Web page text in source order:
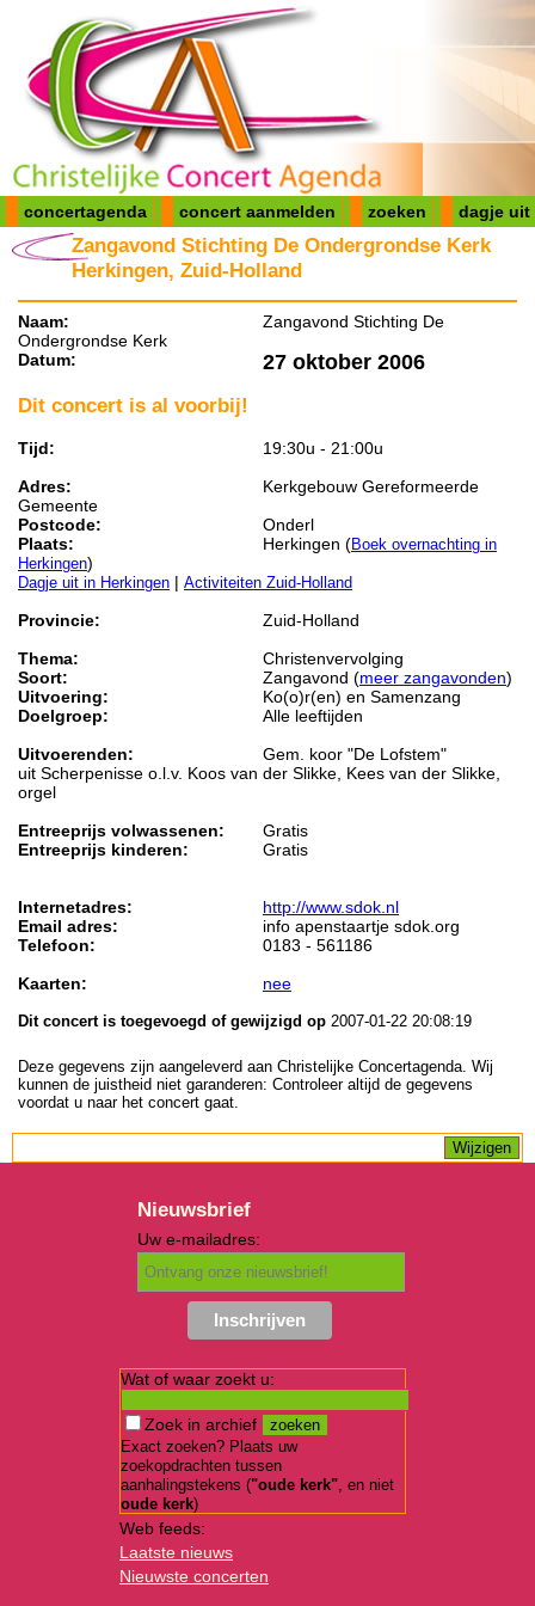
concertagenda concert aanmelden zoeken dagje uit
Zangavond Stichting De Ondergrondse Kerk
Herkingen, Zuid-Holland
Naam:
Zangavond Stichting De
Ondergrondse Kerk
Datum:
27 oktober 2006
Dit concert is al voorbij!
Tijd:
19:30u - 21:00u
Adres:
Kerkgebouw Gereformeerde
Gemeente
Postcode:
Onderl
Plaats:
Herkingen (Boek overnachting in
Herkingen)
Dagje uit in Herkingen | Activiteiten Zuid-Holland
Provincie:
Zuid-Holland
Thema:
Christenvervolging
Soort:
Zangavond (meer zangavonden)
Uitvoering:
Ko(o)r(en) en Samenzang
Doelgroep:
Alle leeftijden
Uitvoerenden:
Gem. koor "De Lofstem"
uit Scherpenisse o.l.v. Koos van der Slikke, Kees van der Slikke,
orgel
Entreeprijs volwassenen:
Gratis
Entreeprijs kinderen:
Gratis
Internetadres:
http://www.sdok.nl
Email adres:
info apenstaartje sdok.org
Telefoon:
0183 - 561186
Kaarten:
nee
Dit concert is toegevoegd of gewijzigd op 2007-01-22 20:08:19
Deze gegevens zijn aangeleverd aan Christelijke Concertagenda. Wij
kunnen de juistheid niet garanderen: Controleer altijd de gegevens
voordat u naar het concert gaat.
Nieuwsbrief
Uw e-mailadres:
Wat of waar zoekt u:
Zoek in archief
Exact zoeken? Plaats uw
zoekopdrachten tussen
aanhalingstekens ("oude kerk", en niet
oude kerk)
Web feeds:
Laatste nieuws
Nieuwste concerten